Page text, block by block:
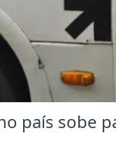
país sobe